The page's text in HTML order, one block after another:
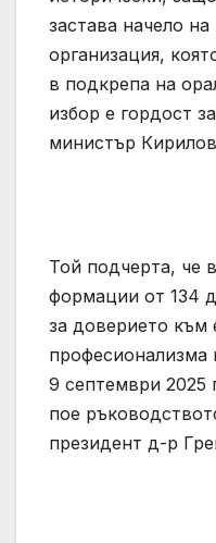
застава начело
организация,
в подкрепа на
избор е гордост
министър
Той подчерта, че
формации от 134
за доверието към
9 септември
пое
президент д-р